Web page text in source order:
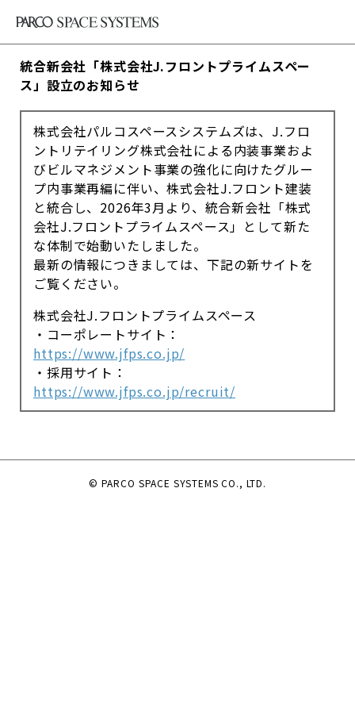
統合新会社「株式会社J.フロントプライムスペー
ス」設立のお知らせ
株式会社パルコスペースシステムズは、J.フロ
ントリテイリング株式会社による内装事業およ
びビルマネジメント事業の強化に向けたグルー
プ内事業再編に伴い、株式会社J.フロント建装
と統合し、2026年3月より、統合新会社「株式
会社J.フロントプライムスペース」として新た
な体制で始動いたしました。
最新の情報につきましては、下記の新サイトを
ご覧ください。
株式会社J.フロントプライムスペース
・コーポレートサイト：
https://www.jfps.co.jp/
・採用サイト：
https://www.jfps.co.jp/recruit/
© PARCO SPACE SYSTEMS CO., LTD.